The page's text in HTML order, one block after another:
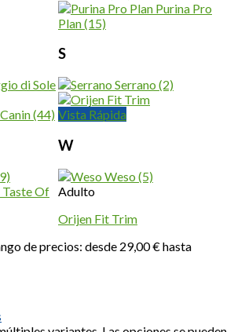
Purina Pro
Plan(15)
di Sole
(44)
S
Serrano (2)
Taste Of
W
Weso (5)
Vista Rápida
Adulto
Orijen Fit Trim
de precios: desde 29,00 € hasta